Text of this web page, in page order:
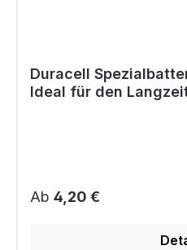
Duracell
Ideal für den
Regulärer Preis:
Ab 4,20 €